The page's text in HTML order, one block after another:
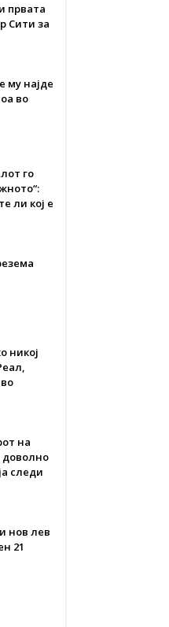
првата
Сити за
му најде
во
го
ли кој е
никој
на
доволно
следи
нов лев
21